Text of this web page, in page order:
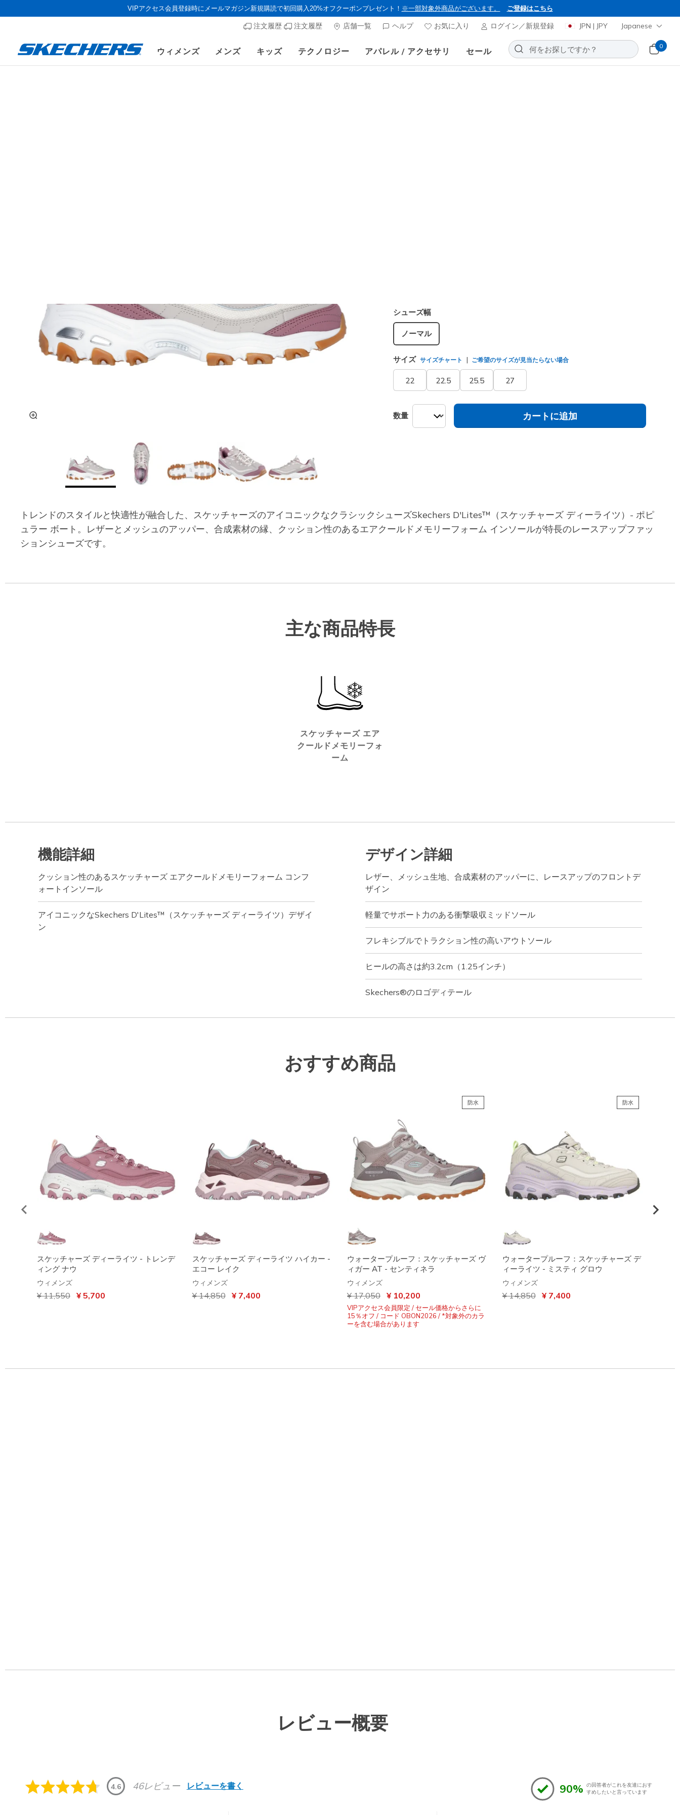
VIPアクセス会員登録時にメールマガジン新規購読で初回購入20%オフクーポンプレゼント！ ※一部対象外商品がございます。 ご登録はこちら
注文履歴 注文履歴 店舗一覧 ヘルプ お気に入り ログイン／新規登録 JPN | JPY Japanese
ウィメンズ メンズ キッズ テクノロジー アパレル / アクセサリ セール
0
シューズ幅
ノーマル
サイズ サイズチャート ご希望のサイズが見当たらない場合
22 22.5 25.5 27
数量 カートに追加
トレンドのスタイルと快適性が融合した、スケッチャーズのアイコニックなクラシックシューズSkechers D'Lites™（スケッチャーズ ディーライツ）- ポピ
ュラー ボート。レザーとメッシュのアッパー、合成素材の縁、クッション性のあるエアクールドメモリーフォーム インソールが特長のレースアップファッ
ションシューズです。
主な商品特長
スケッチャーズ エア
クールドメモリーフォ
ーム
機能詳細
クッション性のあるスケッチャーズ エアクールドメモリーフォーム コンフ
ォートインソール
アイコニックなSkechers D'Lites™（スケッチャーズ ディーライツ）デザイ
ン
デザイン詳細
レザー、メッシュ生地、合成素材のアッパーに、レースアップのフロントデ
ザイン
軽量でサポート力のある衝撃吸収ミッドソール
フレキシブルでトラクション性の高いアウトソール
ヒールの高さは約3.2cm（1.25インチ）
Skechers®のロゴディテール
おすすめ商品
スケッチャーズ ディーライツ - トレンデ
ィング ナウ
ウィメンズ
からの値引き
¥ 11,550 から
¥ 5,700
スケッチャーズ ディーライツ ハイカー -
エコー レイク
ウィメンズ
からの値引き
¥ 14,850から
¥ 7,400
防水
ウォータープルーフ：スケッチャーズ ヴ
ィガー AT - センティネラ
ウィメンズ
からの値引き
¥ 17,050 から
¥ 10,200
VIPアクセス会員限定 / セール価格からさらに
15％オフ / コード OBON2026 / *対象外のカラ
ーを含む場合があります
防水
ウォータープルーフ：スケッチャーズ デ
ィーライツ - ミスティ グロウ
ウィメンズ
からの値引き
¥ 14,850から
¥ 7,400
レビュー概要
4.6 46レビュー レビューを書く 90% の回答者がこれを友達におす
すめしたいと言っています